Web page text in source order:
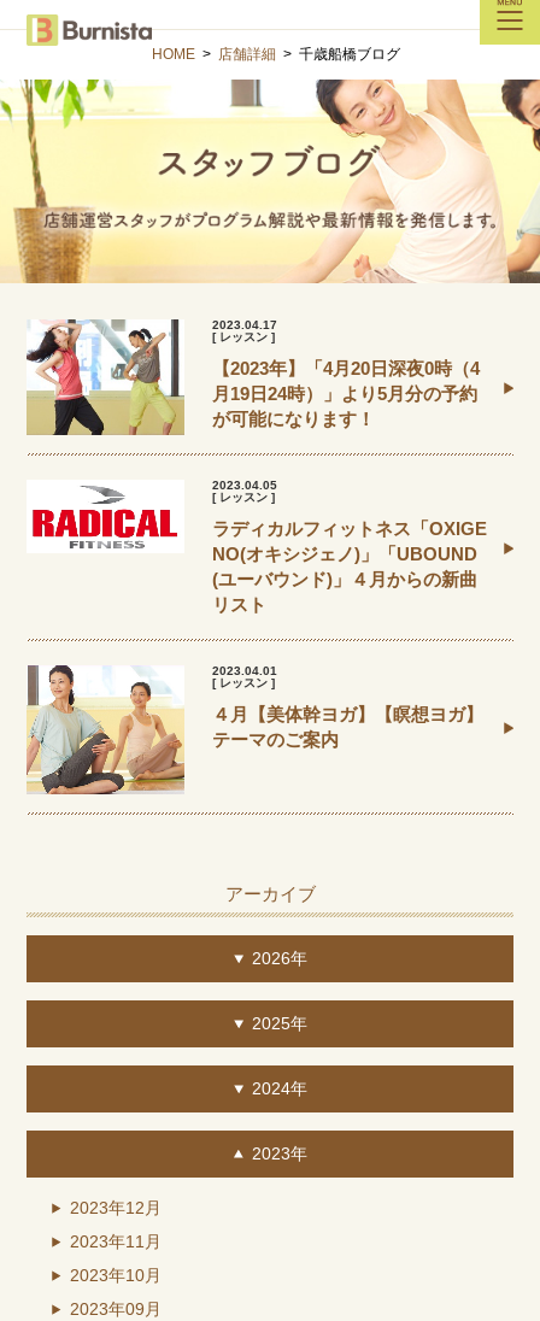
HOME > 店舗詳細 > 千歳船橋ブログ
2023.04.17
[ レッスン ]
【2023年】「4月20日深夜0時（4
月19日24時）」より5月分の予約
が可能になります！
2023.04.05
[ レッスン ]
ラディカルフィットネス「OXIGE
NO(オキシジェノ)」「UBOUND
(ユーバウンド)」４月からの新曲
リスト
2023.04.01
[ レッスン ]
４月【美体幹ヨガ】【瞑想ヨガ】
テーマのご案内
アーカイブ
2026年
2025年
2024年
2023年
2023年12月
2023年11月
2023年10月
2023年09月